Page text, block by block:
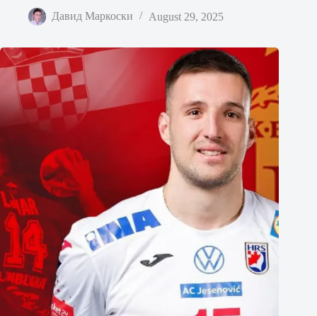
Давид Маркоски August 29, 2025